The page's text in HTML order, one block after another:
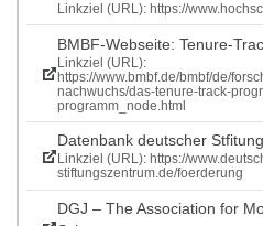
Linkziel (URL): https://
BMBF-Webseite: Tenure-
Linkziel (URL):
https://www.bmbf.de/bmbf/de/
nachwuchs/das-tenure-track-
programm_node.html
Datenbank deutscher
Linkziel (URL): https://
stiftungszentrum.de/foerderung
DGJ – The Association for